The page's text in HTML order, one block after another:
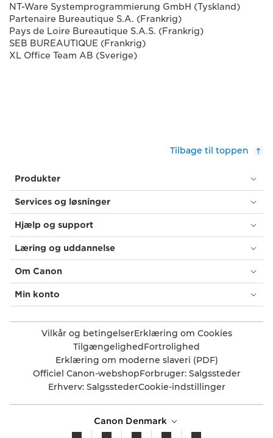
NT-Ware Systemprogrammierung GmbH (Tyskland)
Partenaire Bureautique S.A. (Frankrig)
Pays de Loire Bureautique S.A.S. (Frankrig)
SEB BUREAUTIQUE (Frankrig)
XL Office Team AB (Sverige)
Tilbage til toppen
Produkter
Services og løsninger
Hjælp og support
Læring og uddannelse
Om Canon
Min konto
Vilkår og betingelserErklæring om Cookies
TilgængelighedFortrolighed
Erklæring om moderne slaveri (PDF)
Officiel Canon-webshopForbruger: Salgssteder
Erhverv: SalgsstederCookie-indstillinger
Canon Denmark